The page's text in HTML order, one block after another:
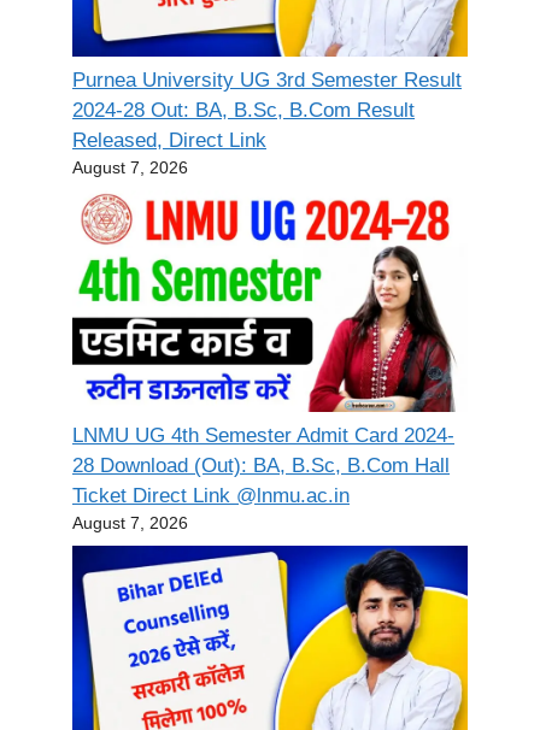
Purnea University UG 3rd Semester Result
2024-28 Out: BA, B.Sc, B.Com Result
Released, Direct Link
August 7, 2026
LNMU UG 4th Semester Admit Card 2024-
28 Download (Out): BA, B.Sc, B.Com Hall
Ticket Direct Link @lnmu.ac.in
August 7, 2026